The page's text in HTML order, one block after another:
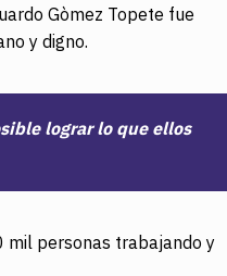
Gòmez Topete fue
y digno.
lograr lo que ellos
mil personas trabajando y